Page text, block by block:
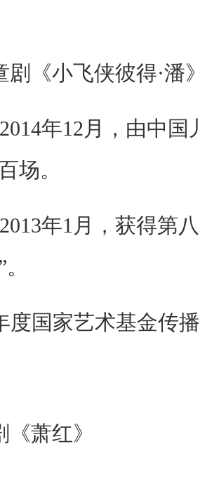
剧《小飞侠彼得·潘
年12 月，由中国
场。
2013年1 月，获得第
。
度国家艺术基金传
《萧红》